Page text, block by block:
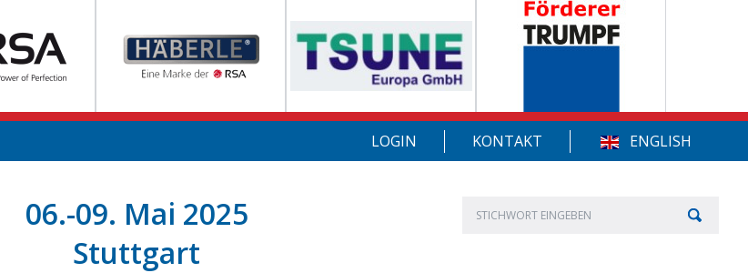
ENGLISH
KONTAKT
LOGIN
06.-09. Mai 2025
Stuttgart